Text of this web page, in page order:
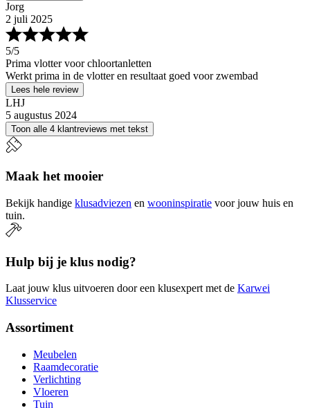
Jorg
2 juli 2025
5/5
Prima vlotter voor chloortanletten
Werkt prima in de vlotter en resultaat goed voor zwembad
Lees hele review
LHJ
5 augustus 2024
Toon alle 4 klantreviews met tekst
Maak het mooier
Bekijk handige klusadviezen en wooninspiratie voor jouw huis en
tuin.
Hulp bij je klus nodig?
Laat jouw klus uitvoeren door een klusexpert met de Karwei
Klusservice
Assortiment
Meubelen
Raamdecoratie
Verlichting
Vloeren
Tuin